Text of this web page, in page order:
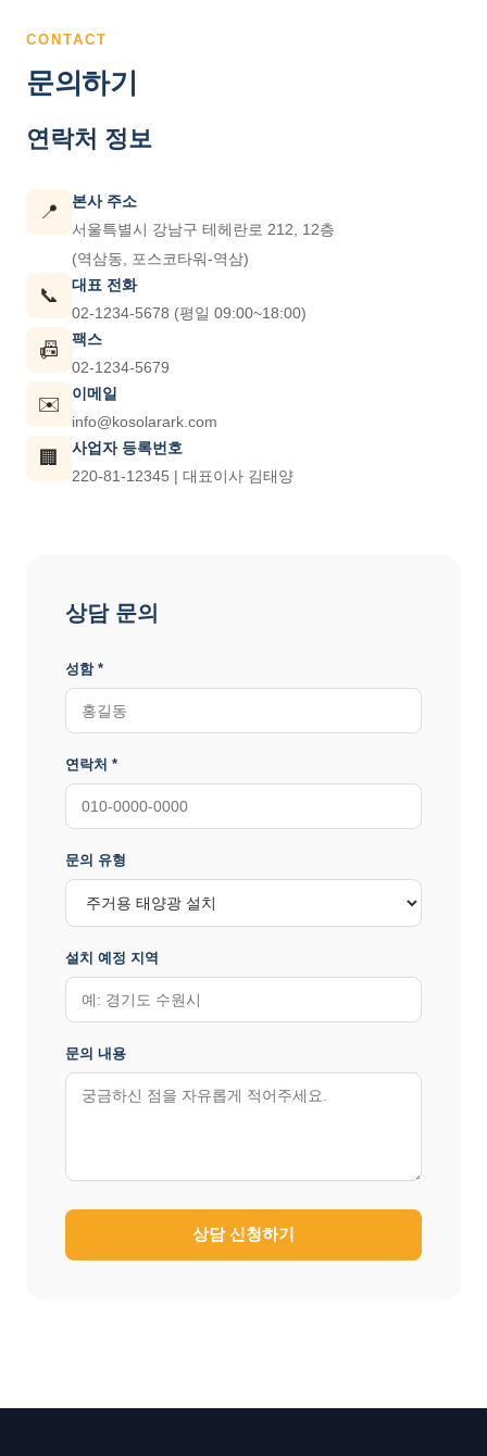
CONTACT
문의하기
연락처 정보
📍
본사 주소
서울특별시 강남구 테헤란로 212, 12층
(역삼동, 포스코타워-역삼)
📞
대표 전화
02-1234-5678 (평일 09:00~18:00)
📠
팩스
02-1234-5679
✉️
이메일
info@kosolarark.com
🏢
사업자 등록번호
220-81-12345 | 대표이사 김태양
상담 문의
성함 *
연락처 *
문의 유형
설치 예정 지역
문의 내용
상담 신청하기